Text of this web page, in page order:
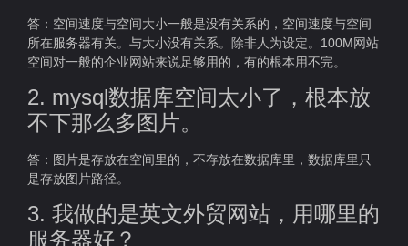
答：空间速度与空间大小一般是没有关系的，空间速度与空间
所在服务器有关。与大小没有关系。除非人为设定。100M网站
空间对一般的企业网站来说足够用的，有的根本用不完。
2. mysql数据库空间太小了，根本放
不下那么多图片。
答：图片是存放在空间里的，不存放在数据库里，数据库里只
是存放图片路径。
3. 我做的是英文外贸网站，用哪里的
服务器好？